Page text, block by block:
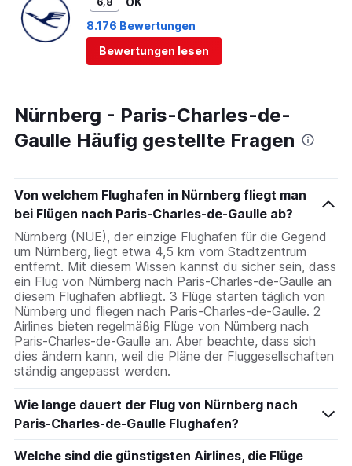
8.176 Bewertungen
Bewertungen lesen
Nürnberg - Paris-Charles-de-
Gaulle Häufig gestellte Fragen
Von welchem Flughafen in Nürnberg fliegt man
bei Flügen nach Paris-Charles-de-Gaulle ab?
Nürnberg (NUE), der einzige Flughafen für die Gegend
um Nürnberg, liegt etwa 4,5 km vom Stadtzentrum
entfernt. Mit diesem Wissen kannst du sicher sein, dass
ein Flug von Nürnberg nach Paris-Charles-de-Gaulle an
diesem Flughafen abfliegt. 3 Flüge starten täglich von
Nürnberg und fliegen nach Paris-Charles-de-Gaulle. 2
Airlines bieten regelmäßig Flüge von Nürnberg nach
Paris-Charles-de-Gaulle an. Aber beachte, dass sich
dies ändern kann, weil die Pläne der Fluggesellschaften
ständig angepasst werden.
Wie lange dauert der Flug von Nürnberg nach
Paris-Charles-de-Gaulle Flughafen?
Welche sind die günstigsten Airlines, die Flüge